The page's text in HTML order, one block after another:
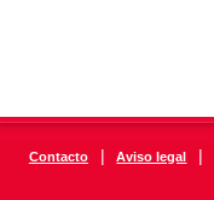
Contacto | Aviso legal |